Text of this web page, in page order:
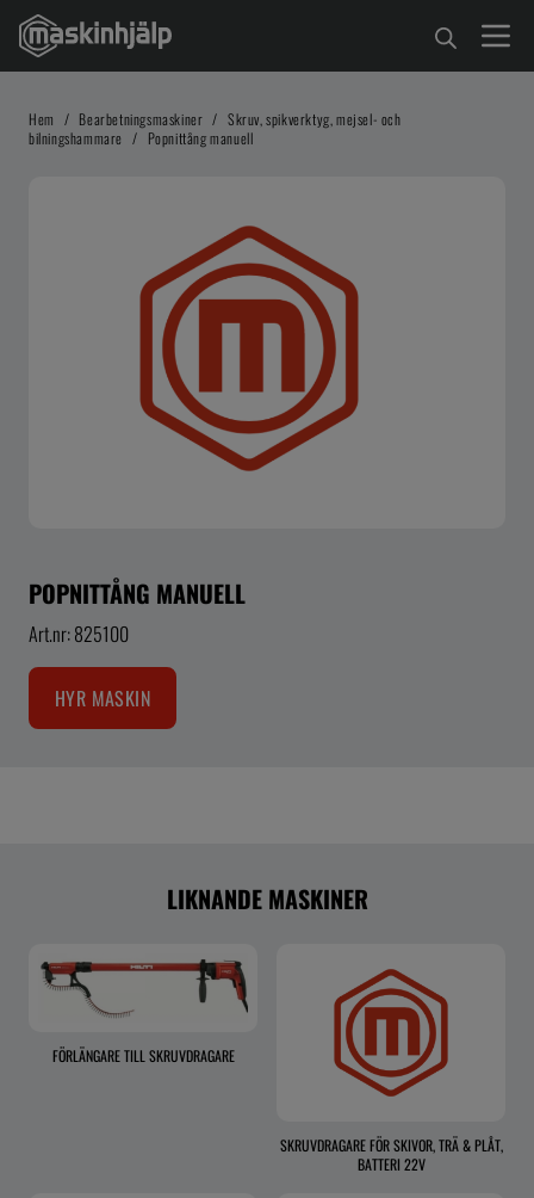
Hem / Bearbetningsmaskiner / Skruv, spikverktyg, mejsel- och
bilningshammare / Popnittång manuell
POPNITTÅNG MANUELL
Art.nr: 825100
HYR MASKIN
LIKNANDE MASKINER
FÖRLÄNGARE TILL SKRUVDRAGARE
SKRUVDRAGARE FÖR SKIVOR, TRÄ & PLÅT,
BATTERI 22V